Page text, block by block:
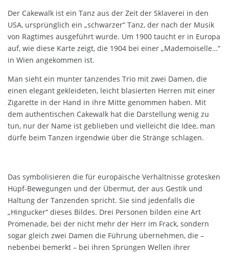
Der Cakewalk ist ein Tanz aus der Zeit der Sklaverei in den
USA, ursprünglich ein „schwarzer“ Tanz, der nach der Musik
von Ragtimes ausgeführt wurde. Um 1900 taucht er in Europa
auf, wie diese Karte zeigt, die 1904 bei einer „Mademoiselle…“
in Wien angekommen ist.
Man sieht ein munter tanzendes Trio mit zwei Damen, die
einen elegant gekleideten, leicht blasierten Herren mit einer
Zigarette in der Hand in ihre Mitte genommen haben. Mit
dem authentischen Cakewalk hat die Darstellung wenig zu
tun, nur der Name ist geblieben und vielleicht die Idee, man
dürfe beim Tanzen irgendwie über die Stränge schlagen.
Das symbolisieren die für europäische Verhältnisse grotesken
Hüpf-Bewegungen und der Übermut, der aus Gestik und
Haltung der Tanzenden spricht. Sie sind jedenfalls die
„Hingucker“ dieses Bildes. Drei Personen bilden eine Art
Promenade, bei der nicht mehr der Herr im Frack, sondern
sogar gleich zwei Damen die Führung übernehmen, die –
nebenbei bemerkt – bei ihren Sprüngen Wellen ihrer